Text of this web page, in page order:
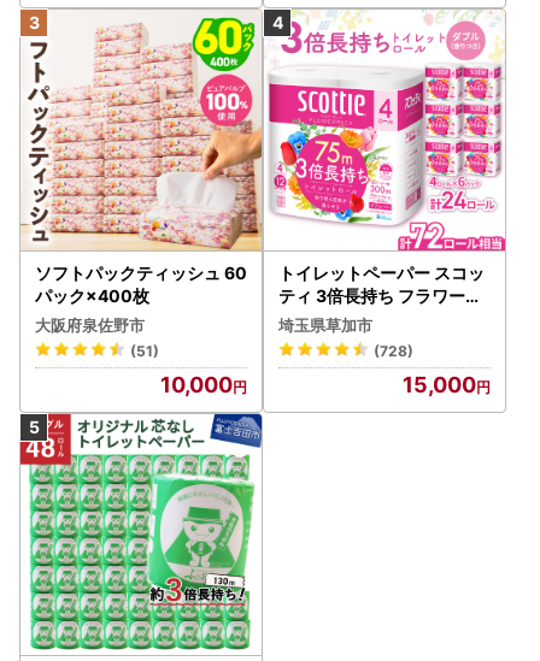
ソフトパックティッシュ 60
パック×400枚
大阪府泉佐野市
(51)
10,000
トイレットペーパー スコッ
ティ 3倍長持ち フラワーパ
ック 4ロール×6P
埼玉県草加市
(728)
15,000